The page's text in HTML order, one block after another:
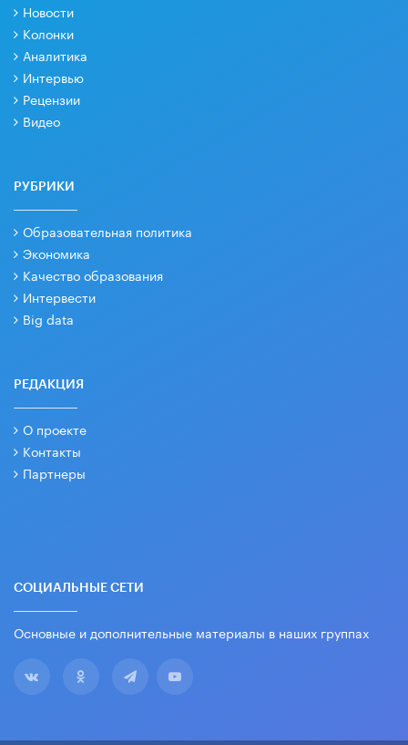
Новости
Колонки
Аналитика
Интервью
Рецензии
Видео
РУБРИКИ
Образовательная политика
Экономика
Качество образования
Интервести
Big data
РЕДАКЦИЯ
О проекте
Контакты
Партнеры
СОЦИАЛЬНЫЕ СЕТИ
Основные и дополнительные материалы в наших группах